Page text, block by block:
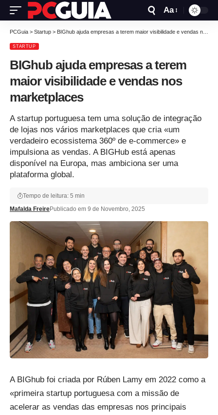
Aa
PCGuia > Startup > BIGhub ajuda empresas a terem maior visibilidade e vendas nos marketplaces
STARTUP
BIGhub ajuda empresas a terem
maior visibilidade e vendas nos
marketplaces
A startup portuguesa tem uma solução de integração
de lojas nos vários marketplaces que cria «um
verdadeiro ecossistema 360º de e-commerce» e
impulsiona as vendas. A BIGHub está apenas
disponível na Europa, mas ambiciona ser uma
plataforma global.
Mafalda FreirePublicado em 9 de Novembro, 2025
Tempo de leitura: 5 min
A BIGhub foi criada por Rúben Lamy em 2022 como a
«primeira startup portuguesa com a missão de
acelerar as vendas das empresas nos principais